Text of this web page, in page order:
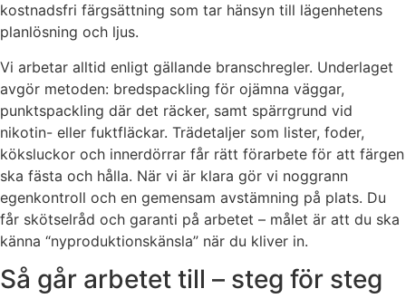
kostnadsfri färgsättning som tar hänsyn till lägenhetens
planlösning och ljus.
Vi arbetar alltid enligt gällande branschregler. Underlaget
avgör metoden: bredspackling för ojämna väggar,
punktspackling där det räcker, samt spärrgrund vid
nikotin- eller fuktfläckar. Trädetaljer som lister, foder,
köksluckor och innerdörrar får rätt förarbete för att färgen
ska fästa och hålla. När vi är klara gör vi noggrann
egenkontroll och en gemensam avstämning på plats. Du
får skötselråd och garanti på arbetet – målet är att du ska
känna “nyproduktionskänsla” när du kliver in.
Så går arbetet till – steg för steg